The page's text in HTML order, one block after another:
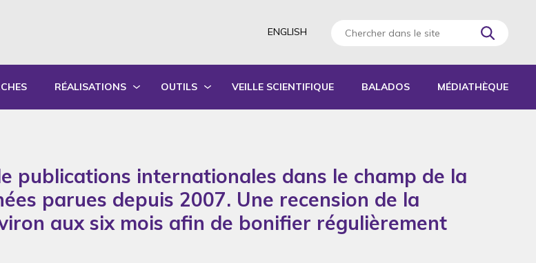
ENGLISH
RÉALISATIONS
SYNTHÈSE DES RAPPORTS ANNUELS D’ACTIVITÉS
OUTILS
FORMATIONS
VEILLE SCIENTIFIQUE BALADOS MÉDIATHÈQUE
publications internationales dans le champ de la
parues depuis 2007. Une recension de la
aux six mois afin de bonifier régulièrement